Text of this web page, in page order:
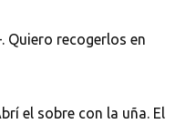
recogerlos en
el sobre con la uña. El